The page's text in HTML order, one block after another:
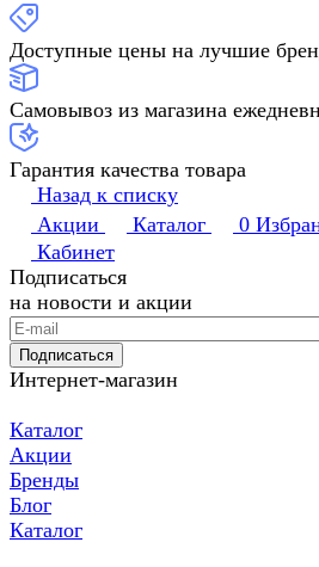
Доступные цены на лучшие
Самовывоз из магазина
Гарантия качества товара
Назад к списку
Акции
Каталог 0
Кабинет
Подписаться
на новости и акции
Подписаться
Интернет-магазин
Каталог
Акции
Бренды
Блог
Каталог